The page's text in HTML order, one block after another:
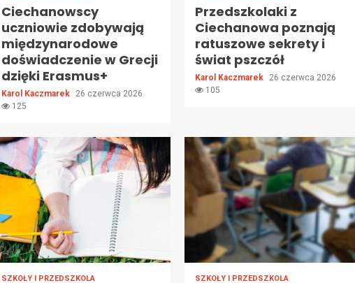
Ciechanowscy
uczniowie zdobywają
międzynarodowe
doświadczenie w Grecji
dzięki Erasmus+
Karol Kaczmarek
26 czerwca 2026
125
Przedszkolaki z
Ciechanowa poznają
ratuszowe sekrety i
świat pszczół
Karol Kaczmarek
26 czerwca 2026
105
SZKOŁY I PRZEDSZKOLA SZKOŁY I PRZEDSZKOLA